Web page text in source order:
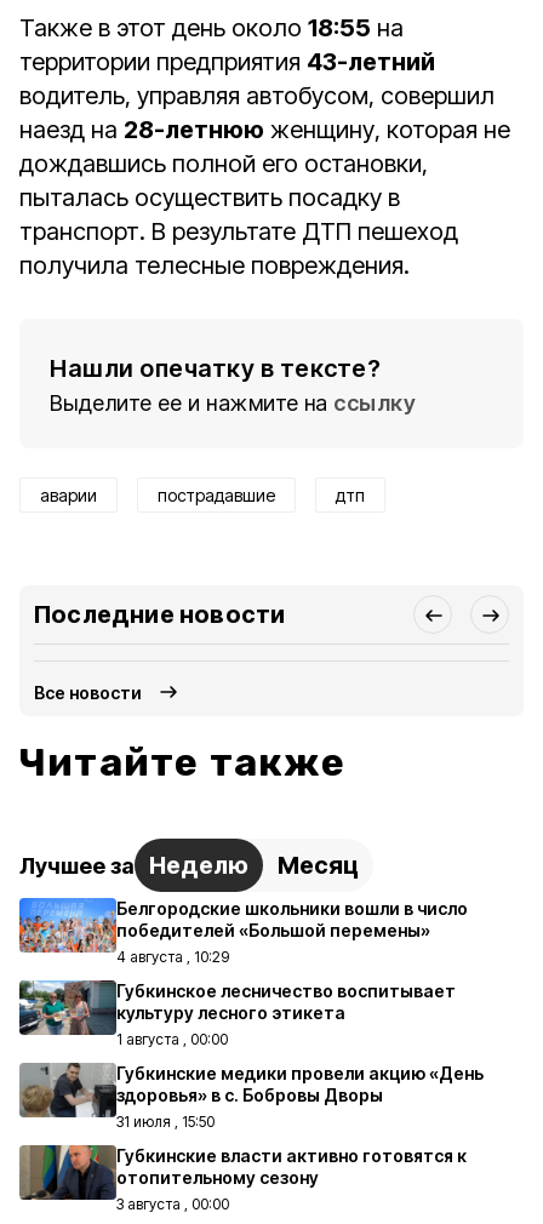
Также в этот день около 18:55 на
территории предприятия 43-летний
водитель, управляя автобусом, совершил
наезд на 28-летнюю женщину, которая не
дождавшись полной его остановки,
пыталась осуществить посадку в
транспорт. В результате ДТП пешеход
получила телесные повреждения.
Нашли опечатку в тексте?
Выделите ее и нажмите на ссылку
аварии пострадавшие дтп
Последние новости
Все новости
Читайте также
Лучшее за Неделю Месяц
Белгородские школьники вошли в число
победителей «Большой перемены»
4 августа , 10:29
Губкинское лесничество воспитывает
культуру лесного этикета
1 августа , 00:00
Губкинские медики провели акцию «День
здоровья» в с. Бобровы Дворы
31 июля , 15:50
Губкинские власти активно готовятся к
отопительному сезону
3 августа , 00:00